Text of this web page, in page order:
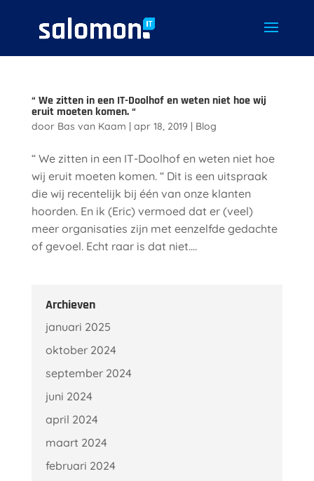
“ We zitten in een IT-Doolhof en weten niet hoe wij
eruit moeten komen. “
door Bas van Kaam | apr 18, 2019 | Blog
“ We zitten in een IT-Doolhof en weten niet hoe
wij eruit moeten komen. “ Dit is een uitspraak
die wij recentelijk bij één van onze klanten
hoorden. En ik (Eric) vermoed dat er (veel)
meer organisaties zijn met eenzelfde gedachte
of gevoel. Echt raar is dat niet....
Archieven
januari 2025
oktober 2024
september 2024
juni 2024
april 2024
maart 2024
februari 2024